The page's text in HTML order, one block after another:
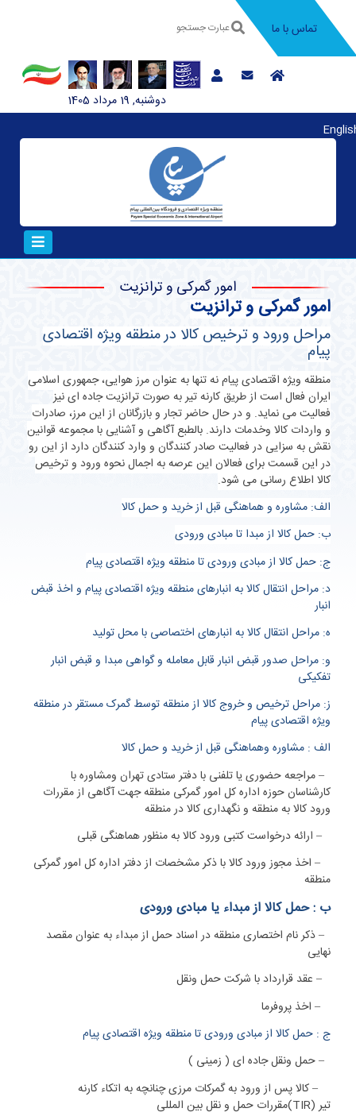
تماس با ما
دوشنبه, 19 مرداد 1405
امور گمرکی و ترانزیت
امور گمرکی و ترانزیت
مراحل ورود و ترخیص کالا در منطقه ویژه اقتصادی
پیام
منطقه ویژه اقتصادی پیام نه تنها به عنوان مرز هوایی، جمهوری اسلامی
ایران فعال است از طریق کارنه تیر به صورت ترانزیت جاده ای نیز
فعالیت می نماید. و در حال حاضر تجار و بازرگانان از این مرز، صادرات
و واردات کالا وخدمات دارند. بالطبع آگاهی و آشنایی با مجموعه قوانین
نقش به سزایی در فعالیت صادر کنندگان و وارد کنندگان دارد از این رو
در این قسمت برای فعالان این عرصه به اجمال نحوه ورود و ترخیص
کالا اطلاع رسانی می شود.
الف: مشاوره و هماهنگی قبل از خرید و حمل کالا
ب: حمل کالا از مبدا تا مبادی ورودی
ج: حمل کالا از مبادی ورودی تا منطقه ویژه اقتصادی پیام
د: مراحل انتقال کالا به انبارهای منطقه ویژه اقتصادی پیام و اخذ قبض
انبار
ه: مراحل انتقال کالا به انبارهای اختصاصی با محل تولید
و: مراحل صدور قبض انبار قابل معامله و گواهی مبدا و قبض انبار
تفکیکی
ز: مراحل ترخیص و خروج کالا از منطقه توسط گمرک مستقر در منطقه
ویژه اقتصادی پیام
الف : مشاوره وهماهنگی قبل از خرید و حمل کالا
–مراجعه حضوری یا تلفنی با دفتر ستادی تهران ومشاوره با
کارشناسان حوزه اداره کل امور گمرکی منطقه جهت آگاهی از مقررات
ورود کالا به منطقه و نگهداری کالا در منطقه
– ارائه درخواست کتبی ورود کالا به منظور هماهنگی قبلی
– اخذ مجوز ورود کالا با ذکر مشخصات از دفتر اداره کل امور گمرکی
منطقه
ب : حمل کالا از مبداء یا مبادی ورودی
–ذکر نام اختصاری منطقه در اسناد حمل از مبداء به عنوان مقصد
نهایی
– عقد قرارداد با شرکت حمل ونقل
– اخذ پروفرما
ج : حمل کالا از مبادی ورودی تا منطقه ویژه اقتصادی پیام
–حمل ونقل جاده ای ( زمینی )
–کالا پس از ورود به گمرکات مرزی چنانچه به اتکاء کارنه
تیر (TIR)مقررات حمل و نقل بین المللی